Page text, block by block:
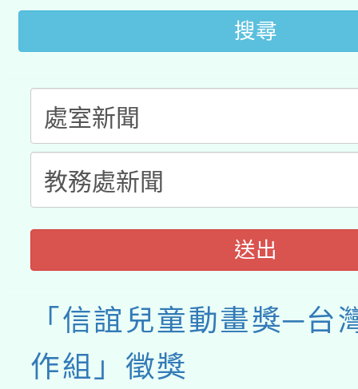
接種對象擴大為「滿6
接種之民眾」措施，延
月28日止
搜尋
送出
「信誼兒童動畫獎─台
作組」徵獎